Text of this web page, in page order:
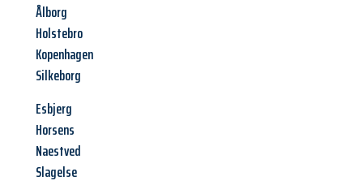
Ålborg
Holstebro
Kopenhagen
Silkeborg
Esbjerg
Horsens
Naestved
Slagelse